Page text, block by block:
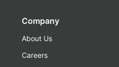
Company
About Us
Careers